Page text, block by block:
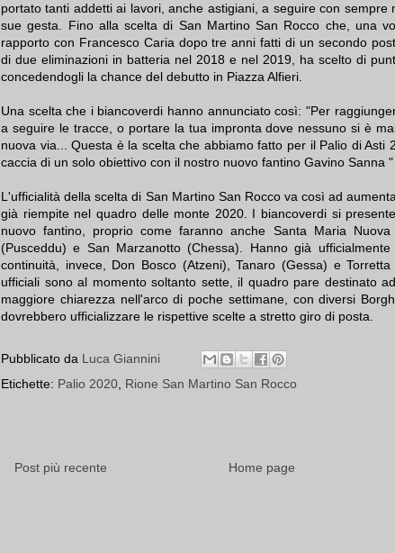
portato tanti addetti ai lavori, anche astigiani, a seguire con sempre
sue gesta. Fino alla scelta di San Martino San Rocco che, una
rapporto con Francesco Caria dopo tre anni fatti di un secondo
di due eliminazioni in batteria nel 2018 e nel 2019, ha scelto di
concedendogli la chance del debutto in Piazza Alfieri.
Una scelta che i biancoverdi hanno annunciato così: "Per
a seguire le tracce, o portare la tua impronta dove nessuno si è
nuova via... Questa è la scelta che abbiamo fatto per il Palio di Asti
caccia di un solo obiettivo con il nostro nuovo fantino Gavino Sanna "
L'ufficialità della scelta di San Martino San Rocco va così ad
già riempite nel quadro delle monte 2020. I biancoverdi si
nuovo fantino, proprio come faranno anche Santa Maria
(Pusceddu) e San Marzanotto (Chessa). Hanno già
continuità, invece, Don Bosco (Atzeni), Tanaro (Gessa) e
ufficiali sono al momento soltanto sette, il quadro pare destinato
maggiore chiarezza nell'arco di poche settimane, con diversi
dovrebbero ufficializzare le rispettive scelte a stretto giro di posta.
Pubblicato da Luca Giannini
Etichette: Palio 2020, Rione San Martino San Rocco
Post più recente Home page